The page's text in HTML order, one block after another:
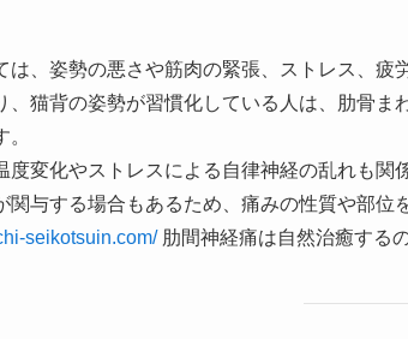
は、姿勢の悪さや筋肉の緊張、ストレス、
、猫背の姿勢が習慣化している人は、肋骨ま
度変化やストレスによる自律神経の乱れも
関与する場合もあるため、痛みの性質や部位
seikotsuin.com/肋間神経痛は自然治癒する